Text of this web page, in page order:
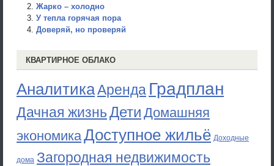
Жарко – холодно
У тепла горячая пора
Доверяй, но проверяй
КВАРТИРНОЕ ОБЛАКО
АналитикаАренда Градплан
Дачная жизньДети Домашняя
экономикаДоступное жильё Доходные
дома Загородная недвижимость